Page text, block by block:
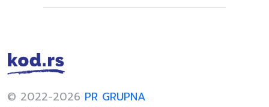
© 2022-2026 PR GRUPNA